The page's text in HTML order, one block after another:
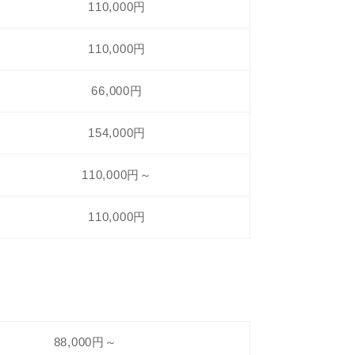
110,000円
110,000円
66,000円
154,000円
110,000円～
110,000円
88,000円～